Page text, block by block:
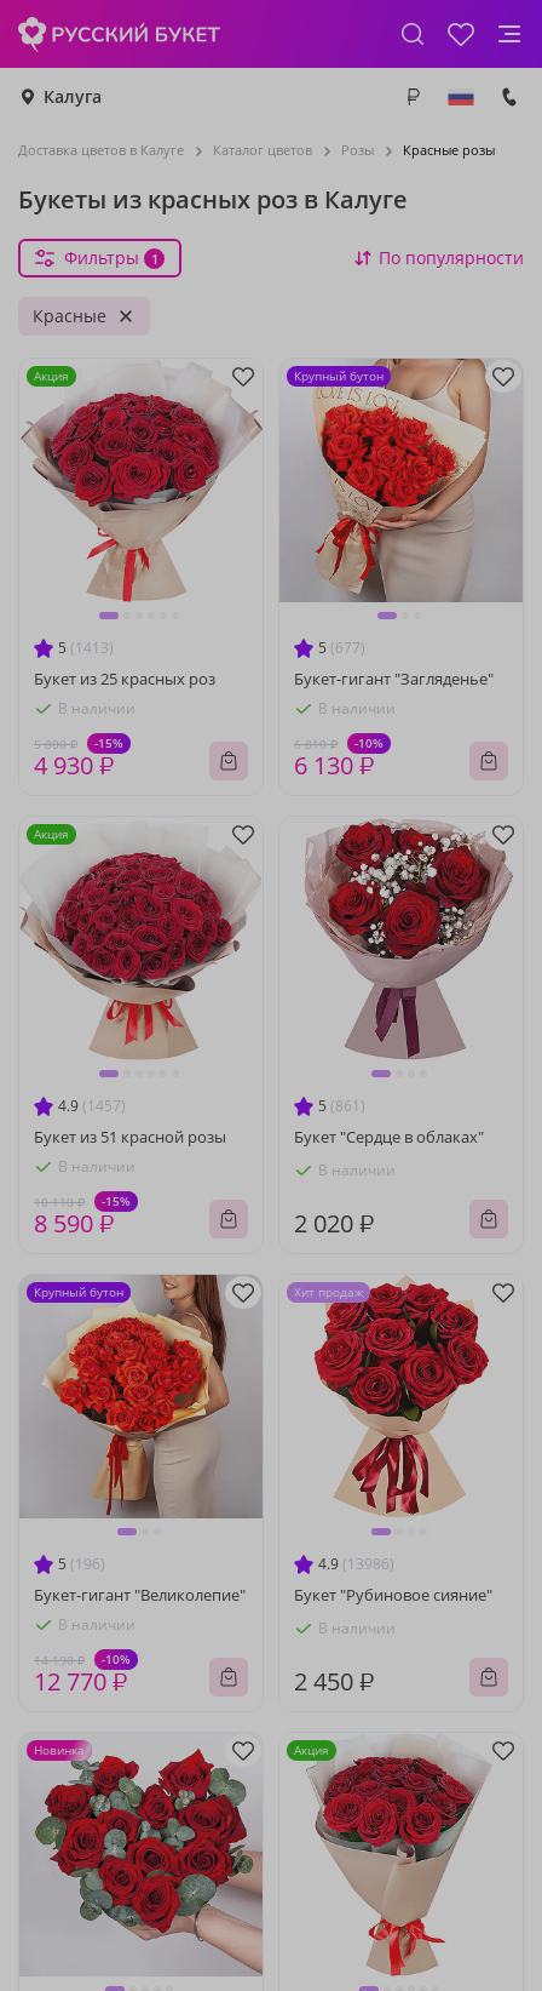
Калуга
Доставка цветов в Калуге Каталог цветов Розы Красные розы
Букеты из красных роз в Калуге
Фильтры 1 По популярности
Красные
5 (1413)
Букет из 25 красных роз
В наличии
5 800 ₽ -15%
4 930 ₽
Акция
5 (677)
Букет-гигант "Загляденье"
В наличии
6 810 ₽ -10%
6 130 ₽
Крупный бутон
4.9 (1457)
Букет из 51 красной розы
В наличии
10 110 ₽ -15%
8 590 ₽
Акция
5 (861)
Букет "Сердце в облаках"
В наличии
2 020 ₽
5 (196)
Букет-гигант "Великолепие"
В наличии
14 190 ₽ -10%
12 770 ₽
Крупный бутон
4.9 (13986)
Букет "Рубиновое сияние"
В наличии
2 450 ₽
Хит продаж
Новинка Акция